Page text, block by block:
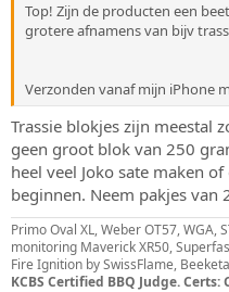
Top! Zijn de producten een
grotere afnamens van bijv
Verzonden vanaf mijn iPhone
Trassie blokjes zijn meestal
geen groot blok van 250
heel veel Joko sate maken
beginnen. Neem pakjes van
Primo Oval XL, Weber OT57, WGA,
monitoring Maverick XR50,
Fire Ignition by SwissFlame,
KCBS Certified BBQ Judge. Certs: